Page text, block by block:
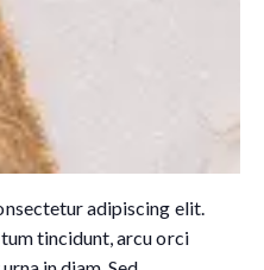
adipiscing elit.
tincidunt, arcu orci